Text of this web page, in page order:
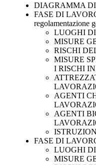
DIAGRAMMA DI
FASE DI
regolamentazione
LUOGHI
MISURE
RISCHI
MISURE
I RISCHI
AGENTI
AGENTI
FASE DI
LUOGHI
MISURE